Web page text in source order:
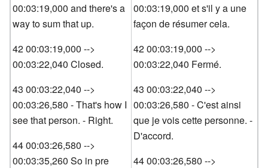
00:03:19,000 and there's a
way to sum that up.
42 00:03:19,000 -->
00:03:22,040 Closed.
43 00:03:22,040 -->
00:03:26,580 - That's how I
see that person. - Right.
44 00:03:26,580 -->
00:03:35,260 So in pre
00:03:19,000 et s'il y a une
façon de résumer cela.
42 00:03:19,000 -->
00:03:22,040 Fermé.
43 00:03:22,040 -->
00:03:26,580 - C'est ainsi
que je vois cette personne. -
D'accord.
44 00:03:26,580 -->